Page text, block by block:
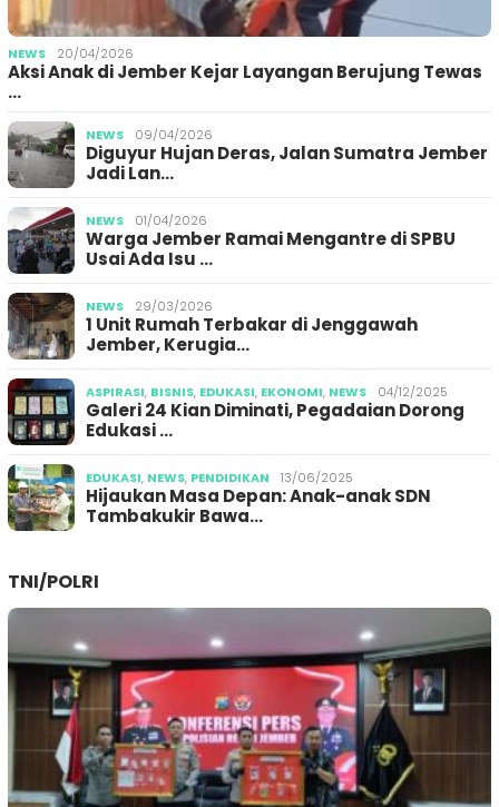
NEWS 20/04/2026
Aksi Anak di Jember Kejar Layangan Berujung Tewas
…
NEWS 09/04/2026
Diguyur Hujan Deras, Jalan Sumatra Jember
Jadi Lan…
NEWS 01/04/2026
Warga Jember Ramai Mengantre di SPBU
Usai Ada Isu …
NEWS 29/03/2026
1 Unit Rumah Terbakar di Jenggawah
Jember, Kerugia…
ASPIRASI, BISNIS, EDUKASI, EKONOMI, NEWS 04/12/2025
Galeri 24 Kian Diminati, Pegadaian Dorong
Edukasi …
EDUKASI, NEWS, PENDIDIKAN 13/06/2025
Hijaukan Masa Depan: Anak-anak SDN
Tambakukir Bawa…
TNI/POLRI